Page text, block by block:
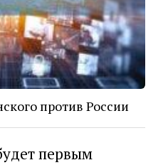
против России
первым